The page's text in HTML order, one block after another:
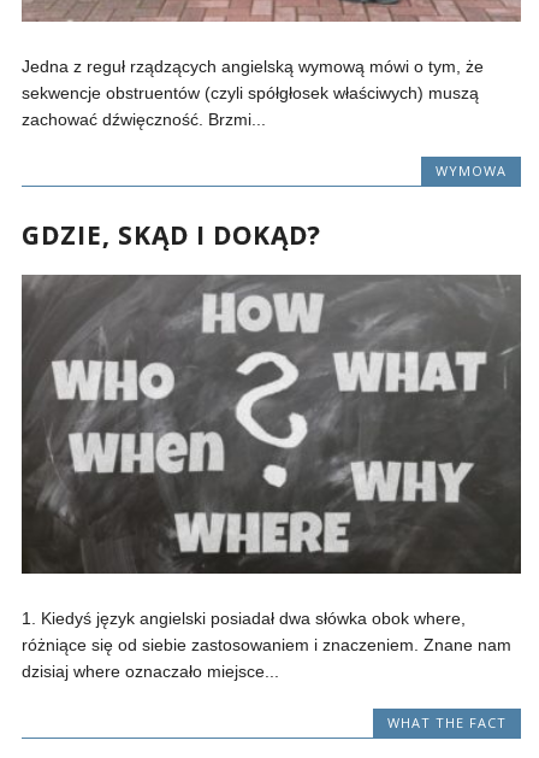
Jedna z reguł rządzących angielską wymową mówi o tym, że
sekwencje obstruentów (czyli spółgłosek właściwych) muszą
zachować dźwięczność. Brzmi...
WYMOWA
GDZIE, SKĄD I DOKĄD?
1. Kiedyś język angielski posiadał dwa słówka obok where,
różniące się od siebie zastosowaniem i znaczeniem. Znane nam
dzisiaj where oznaczało miejsce...
WHAT THE FACT